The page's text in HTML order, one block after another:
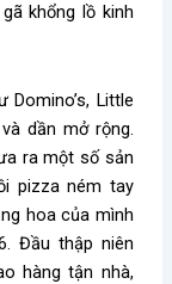
khổng lồ kinh
Little
dần mở rộng.
ra một số sản
pizza ném tay
hoa của mình
Đầu thập niên
hàng tận nhà,